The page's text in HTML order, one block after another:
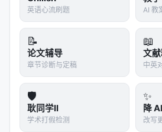
英语心流刷题 AI 教
📝
论文辅导
章节诊断与定稿
📖
文
中英
🛡️
耿同学II
学术打假检测
✨
降
改写